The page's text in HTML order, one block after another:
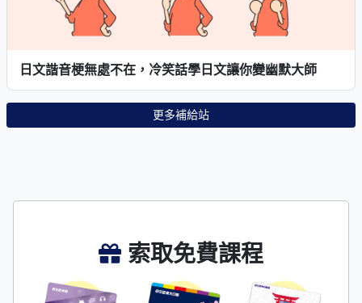
日文諧音梗無處不在，冷笑話學日文讓你變幽默大師
更多補給站
索取免費課程